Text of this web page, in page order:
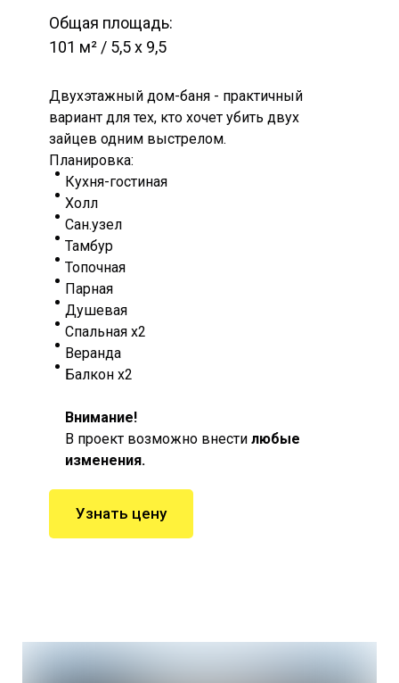
Общая площадь:
101 м² / 5,5 х 9,5
Двухэтажный дом-баня - практичный
вариант для тех, кто хочет убить двух
зайцев одним выстрелом.
Планировка:
Кухня-гостиная
Холл
Сан.узел
Тамбур
Топочная
Парная
Душевая
Спальная х2
Веранда
Балкон х2
Внимание!
В проект возможно внести любые
изменения.
Узнать цену